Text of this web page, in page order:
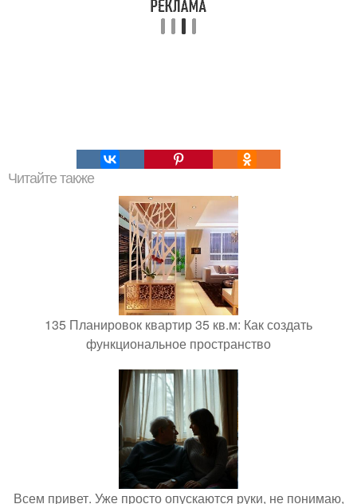
Читайте также
135 Планировок квартир 35 кв.м: Как создать
функциональное пространство
Всем привет. Уже просто опускаются руки, не понимаю,